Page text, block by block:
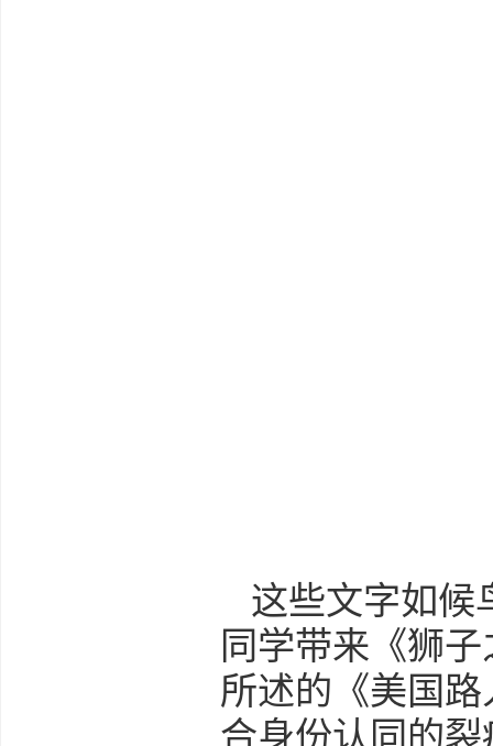
这些文字如候
同学带来《狮
所述的《美国
合身份认同的裂